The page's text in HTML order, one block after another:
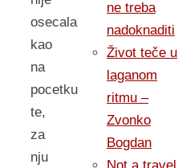
osecala
kao
na
pocetku
te,
za
nju
ne treba
nadoknaditi
Život teče u
laganom
ritmu –
Zvonko
Bogdan